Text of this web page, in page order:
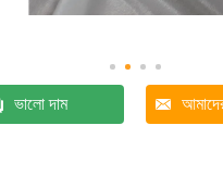
ভালো দাম